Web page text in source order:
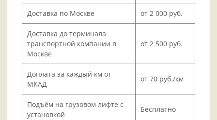
Доставка по Москве от 2 000 руб.
Доставка до терминала
транспортной компании в
Москве
от 2 500 руб.
Доплата за каждый км от
МКАД
от 70 руб./км
Подъём на грузовом лифте с
установкой
Бесплатно